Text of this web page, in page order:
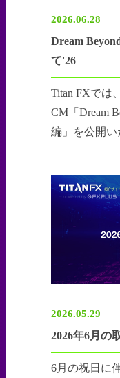
2026.06.28
Dream
て'26
Titan FXでは
CM「Dream
編」を公開い
2026.05.29
2026年6月の
6月の祝日に